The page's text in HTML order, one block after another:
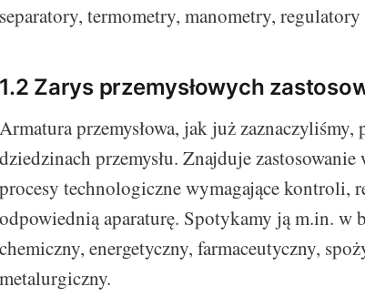
separatory, termometry, manometry,
1.2 Zarys przemysłowych
Armatura przemysłowa, jak już
dziedzinach przemysłu. Znajduje
procesy technologiczne wymagające kontroli,
odpowiednią aparaturę. Spotykamy ją m.in. w
chemiczny, energetyczny, farmaceutyczny,
metalurgiczny.